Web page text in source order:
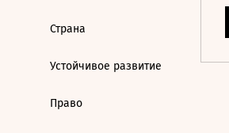
Страна
Устойчивое развитие
Право